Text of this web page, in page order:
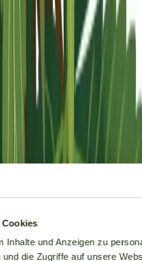
Cookies
Inhalte und Anzeigen zu
die Zugriffe auf unsere